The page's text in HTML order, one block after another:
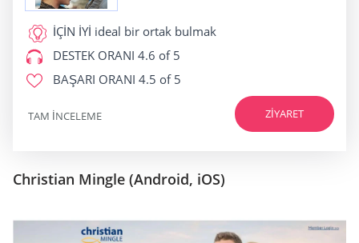
İÇİN İYİ ideal bir ortak bulmak
DESTEK ORANI 4.6 of 5
BAŞARI ORANI 4.5 of 5
ZIYARET
TAM INCELEME
Christian Mingle (Android, iOS)